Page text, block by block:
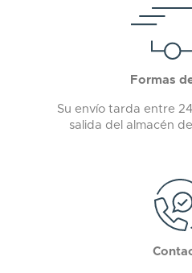
Formas
Su envío tarda entre
salida del almacén de